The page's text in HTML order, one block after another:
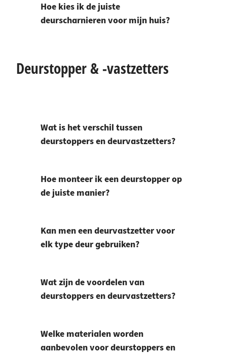
Hoe kies ik de juiste
deurscharnieren voor mijn huis?
Deurstopper & -vastzetters
Wat is het verschil tussen
deurstoppers en deurvastzetters?
Hoe monteer ik een deurstopper op
de juiste manier?
Kan men een deurvastzetter voor
elk type deur gebruiken?
Wat zijn de voordelen van
deurstoppers en deurvastzetters?
Welke materialen worden
aanbevolen voor deurstoppers en